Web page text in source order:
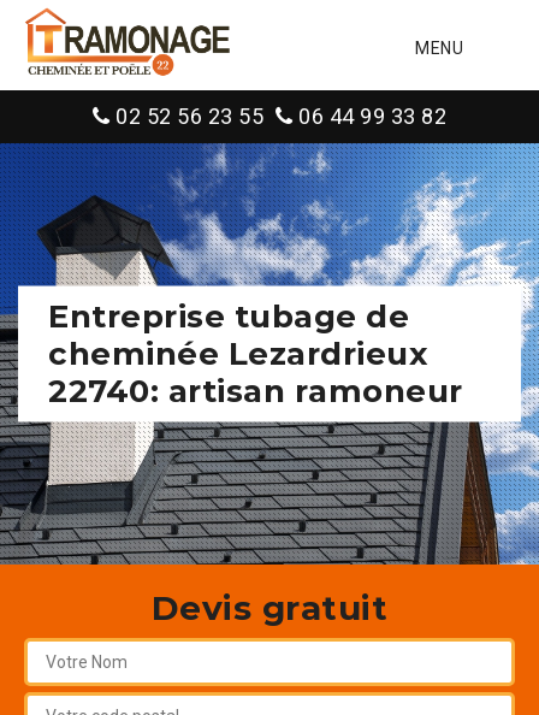
MENU
02 52 56 23 55 06 44 99 33 82
Entreprise tubage de
cheminée Lezardrieux
22740: artisan ramoneur
Devis gratuit